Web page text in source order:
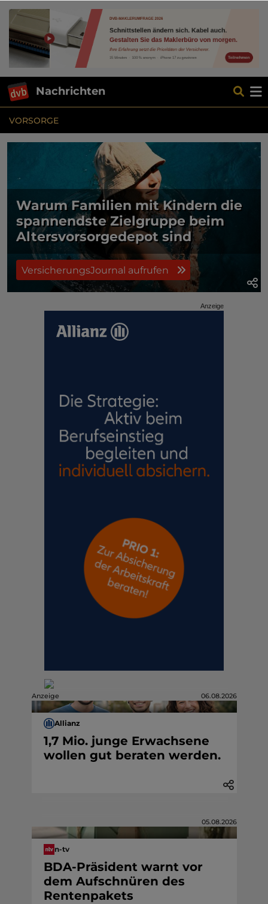
Nachrichten
VORSORGE
Warum Familien mit Kindern die
spannendste Zielgruppe beim
Altersvorsorgedepot sind
VersicherungsJournal aufrufen
Anzeige
Anzeige 06.08.2026
Allianz
1,7 Mio. junge Erwachsene
wollen gut beraten werden.
05.08.2026
n-tv
BDA-Präsident warnt vor
dem Aufschnüren des
Rentenpakets